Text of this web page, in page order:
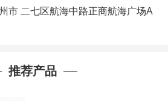
有部分产品，如需其他产品也可
市 二七区航海中路正商航海广场A
推荐产品